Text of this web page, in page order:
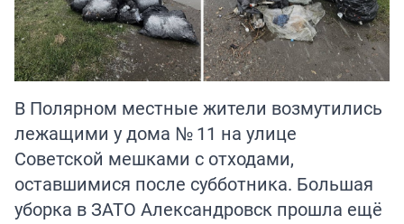
В Полярном местные жители возмутились
лежащими у дома № 11 на улице
Советской мешками с отходами,
оставшимися после субботника. Большая
уборка в ЗАТО Александровск прошла ещё